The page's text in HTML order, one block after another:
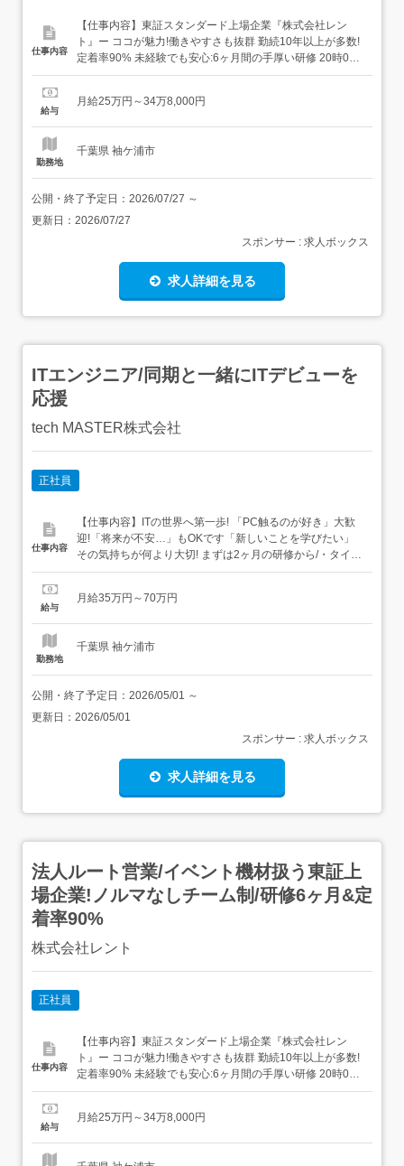
仕事内容
【仕事内容】東証スタンダード上場企業『株式会社レン
ト』ー ココが魅力!働きやすさも抜群 勤続10年以上が多数!
定着率90% 未経験でも安心:6ヶ月間の手厚い研修 20時00
分にはPC強制終了。 住宅・特定地域手当(1～2.5万円)、単
もOK! 男性・女性とも育休実績あり 魅力ポイントの詳細は
給与
月給25万円～34万8,000円
勤務地
千葉県 袖ケ浦市
公開・終了予定日： 2026/07/27 ～
更新日： 2026/07/27
スポンサー : 求人ボックス
求人詳細を見る
ITエンジニア/同期と一緒にITデビューを
応援
tech MASTER株式会社
正社員
仕事内容
【仕事内容】ITの世界へ第一歩! 「PC触るのが好き」大歓
迎!「将来が不安…」もOKです「新しいことを学びたい」
その気持ちが何より大切! まずは2ヶ月の研修から/・タイピ
ング練習から始めよう・PCの基本操作を丁寧に習得!・専
ITの土台を楽しく学習! こんなスキルが学べます/・
給与
月給35万円～70万円
勤務地
千葉県 袖ケ浦市
公開・終了予定日： 2026/05/01 ～
更新日： 2026/05/01
スポンサー : 求人ボックス
求人詳細を見る
法人ルート営業/イベント機材扱う東証上
場企業!ノルマなしチーム制/研修6ヶ月&定
着率90%
株式会社レント
正社員
仕事内容
【仕事内容】東証スタンダード上場企業『株式会社レン
ト』ー ココが魅力!働きやすさも抜群 勤続10年以上が多数!
定着率90% 未経験でも安心:6ヶ月間の手厚い研修 20時00
分にはPC強制終了。 住宅・特定地域手当(1～2.5万円)、単
もOK! 男性・女性とも育休実績あり 魅力ポイントの詳細は
給与
月給25万円～34万8,000円